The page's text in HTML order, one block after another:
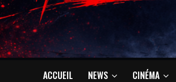
ACCUEIL NEWS CINÉMA